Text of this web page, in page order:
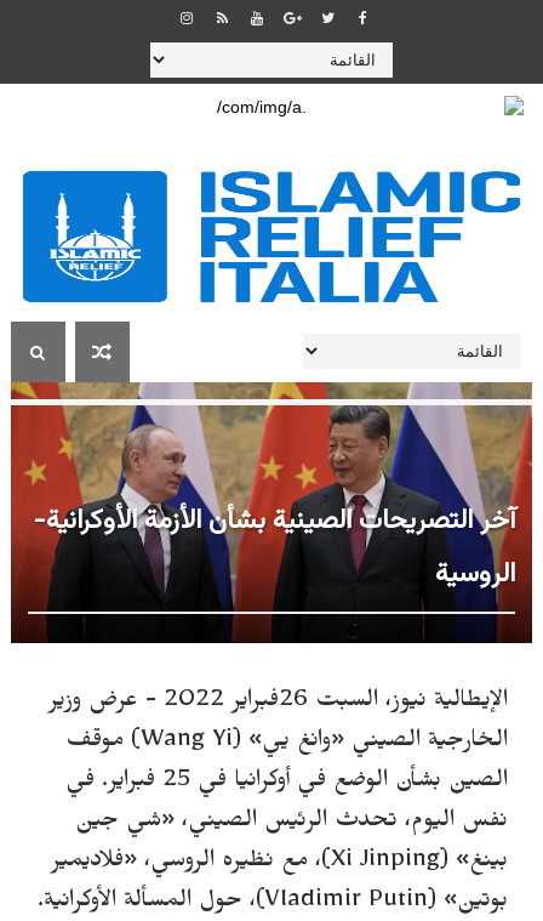
آخر التصريحات الصينية بشأن الأزمة الأوكرانية-
الروسية
الإيطالية نيوز، السبت 26فبراير 2022 - عرض وزير
الخارجية الصيني «وانغ يي»
(Wang Yi) موقف
الصين بشأن الوضع في أوكرانيا في 25 فبراير. في
نفس اليوم، تحدث الرئيس الصيني، «شي جين
بينغ» (Xi Jinping)، مع نظيره الروسي، «فلاديمير
بوتين»
(Vladimir Putin)، حول المسألة الأوكرانية.